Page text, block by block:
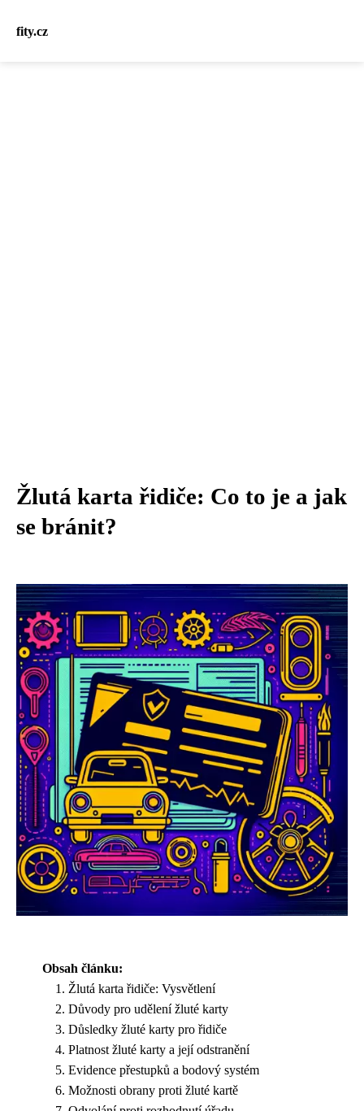
fity.cz
Žlutá karta řidiče: Co to je a jak
se bránit?
Obsah článku:
Žlutá karta řidiče: Vysvětlení
Důvody pro udělení žluté karty
Důsledky žluté karty pro řidiče
Platnost žluté karty a její odstranění
Evidence přestupků a bodový systém
Možnosti obrany proti žluté kartě